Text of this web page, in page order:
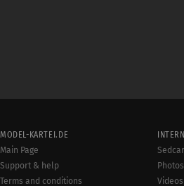
MODEL-KARTEI.DE
Main Page
Support & help
Terms and conditions
INTERN
Photos
Videos